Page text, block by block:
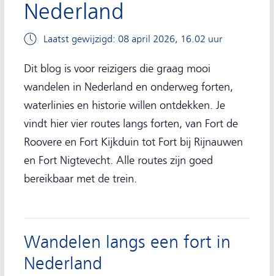
Nederland
Laatst gewijzigd: 08 april 2026, 16.02 uur
Dit blog is voor reizigers die graag mooi
wandelen in Nederland en onderweg forten,
waterlinies en historie willen ontdekken. Je
vindt hier vier routes langs forten, van Fort de
Roovere en Fort Kijkduin tot Fort bij Rijnauwen
en Fort Nigtevecht. Alle routes zijn goed
bereikbaar met de trein.
Wandelen langs een fort in
Nederland